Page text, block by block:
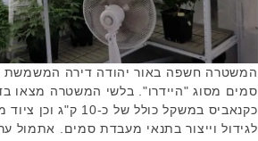
המשטרה חשפה באור יהודה דירה
סמים מסוג "היידרו". בלשי המשטרה מצאו
כקנאביס במשקל כולל של
לגידול וייצור בתנאי מעבדת סמים. אתמול